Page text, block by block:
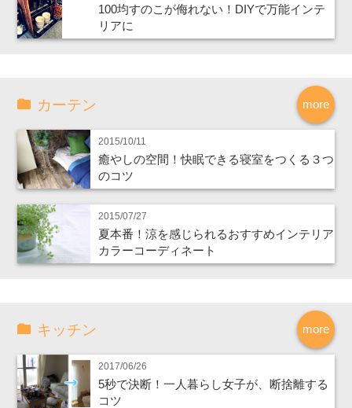
100均すのこが侮れない！DIYで万能インテ
リアに
more
カーテン
2015/10/11
癒やしの空間！快眠できる寝室をつくる３つ
のコツ
2015/07/27
夏本番！涼を感じられるおすすめインテリア
カラーコーディネート
more
キッチン
2017/06/26
5秒で決断！一人暮らし女子が、断捨離する
コツ